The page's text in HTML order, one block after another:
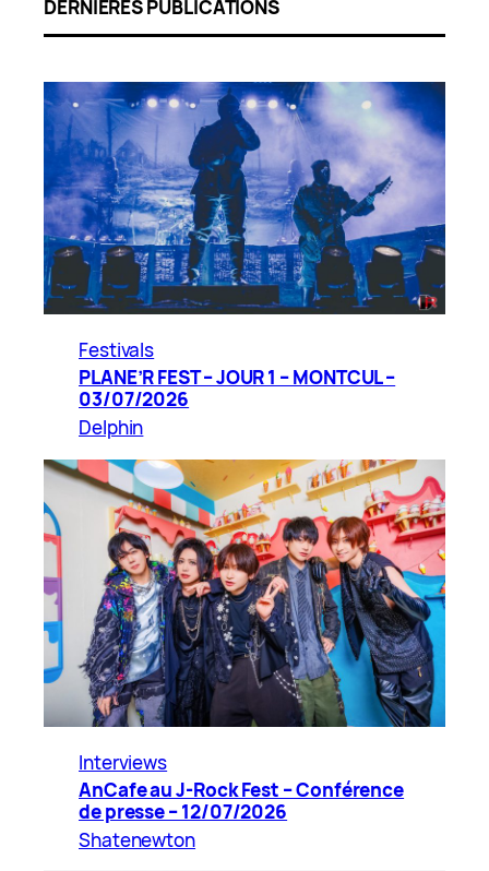
DERNIÈRES PUBLICATIONS
Festivals
PLANE’R FEST – JOUR 1 – MONTCUL –
03/07/2026
Delphin
Interviews
AnCafe au J-Rock Fest – Conférence
de presse – 12/07/2026
Shatenewton